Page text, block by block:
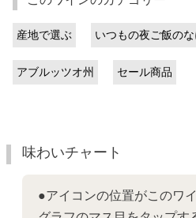
産地で選ぶ いつもの夜ご飯の
アブルッツオ州 セール商品
味わいチャート
●アイコンの位置がこのワ